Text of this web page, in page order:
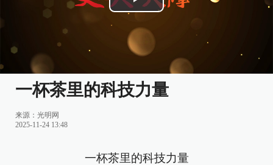
Play
Video
一杯茶里的科技力量
来源： 光明网
2025-11-24 13:48
一杯茶里的科技力量